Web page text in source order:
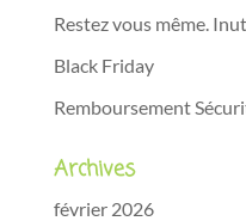
Restez vous même.
Black Friday
Remboursement
Archives
février 2026